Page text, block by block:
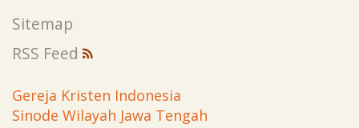
Sitemap
RSS Feed
Gereja Kristen Indonesia
Sinode Wilayah Jawa Tengah